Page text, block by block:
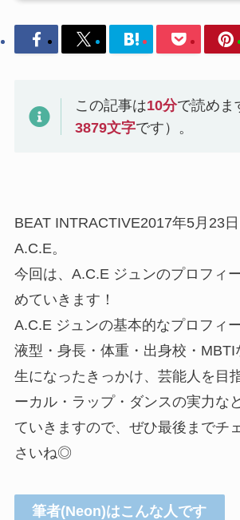
この記事は10分で読めま
3879文字です）。
BEAT INTRACTIVE2017年5月23
A.C.E。
今回は、A.C.E ジュンのプロフィ
めていきます！
A.C.E ジュンの基本的なプロフィ
液型・身長・体重・出身校・MBTI
生になったきっかけ、芸能人を目
ーカル・ラップ・ダンスの実力な
ていきますので、ぜひ最後までチ
さいね◎
筆者(Neon)はこんな人です